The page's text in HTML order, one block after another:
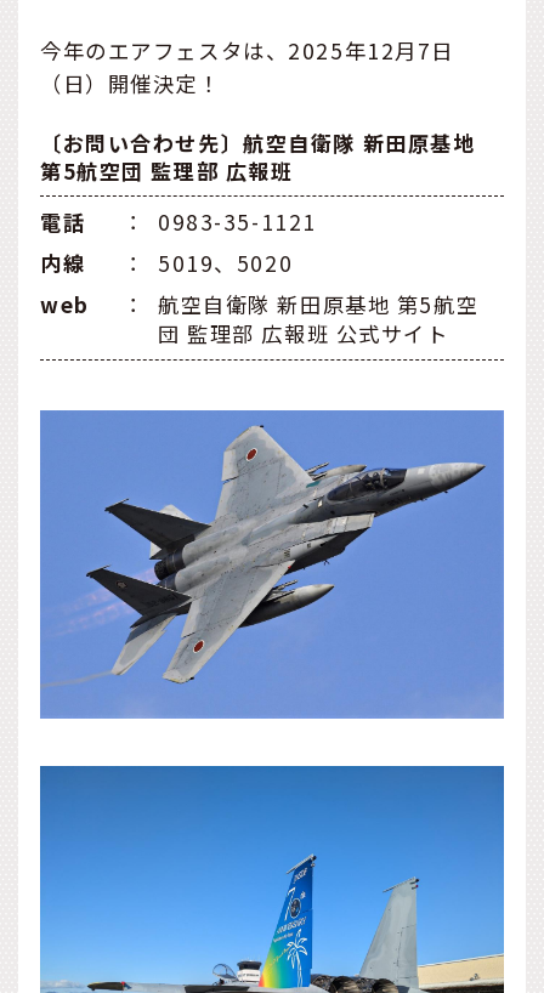
今年のエアフェスタは、2025年12月7日
（日）開催決定！
〔お問い合わせ先〕航空自衛隊 新田原基地
第5航空団 監理部 広報班
電話
：
0983-35-1121
内線
：
5019、5020
web
：
航空自衛隊 新田原基地 第5航空
団 監理部 広報班 公式サイト